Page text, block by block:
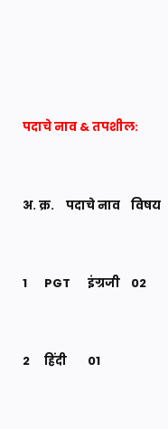
पदाचे नाव & तपशील:
अ. क्र. पदाचे नाव विषय
1 PGT इंग्रजी 02
2 हिंदी 01